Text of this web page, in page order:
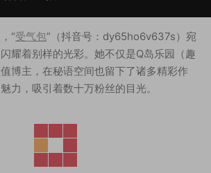
“受气包”（抖音号：dy65ho6v637s）宛
耀着别样的光彩。她不仅是Q岛乐园（趣
博主，在秘语空间也留下了诸多精彩作
力，吸引着数十万粉丝的目光。